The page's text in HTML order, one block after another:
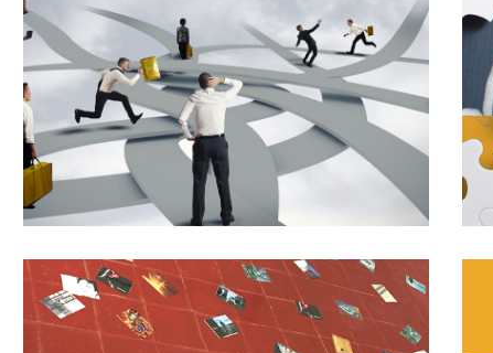
Liderazgo para una crisis